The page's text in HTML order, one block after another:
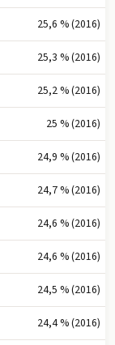
25,6 % (2016)
25,3 % (2016)
25,2 % (2016)
25 % (2016)
24,9 % (2016)
24,7 % (2016)
24,6 % (2016)
24,6 % (2016)
24,5 % (2016)
24,4 % (2016)